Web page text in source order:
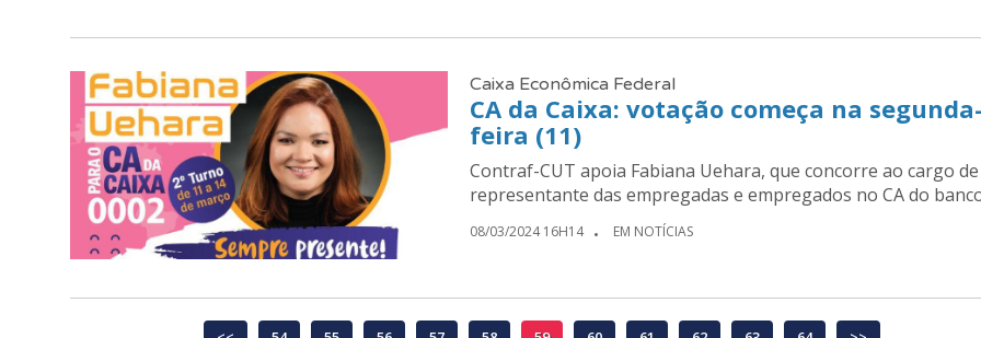
Caixa Econômica Federal
CA da Caixa: votação começa na
feira (11)
Contraf-CUT apoia Fabiana Uehara, que concorre ao cargo de
representante das empregadas e empregados no CA do
08/03/2024 16H14 EM NOTÍCIAS